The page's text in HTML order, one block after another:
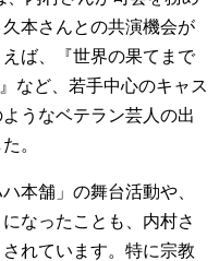
本さんとの共演機会が
ば、『世界の果てまで
など、若手中心のキャス
うなベテラン芸人の出
。
本舗」の舞台活動や、
なったことも、内村さ
れています。特に宗教